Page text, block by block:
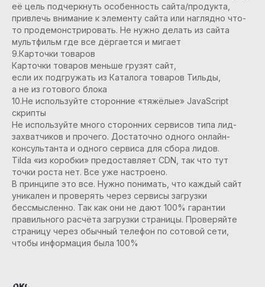
её цель подчеркнуть особенность сайта/продукта,
привлечь внимание к элементу сайта или наглядно что-
то продемонстрировать. Не нужно делать из сайта
мультфильм где все дёргается и мигает
9.Карточки товаров
Карточки товаров меньше грузят сайт,
если их подгружать из Каталога товаров Тильды,
а не из готового блока
10.Не используйте сторонние «тяжёлые» JavaScript
скрипты
Не используйте много сторонних сервисов типа лид-
захватчиков и прочего. Достаточно одного онлайн-
консультанта и одного сервиса для сбора лидов.
Tilda «из коробки» предоставляет CDN, так что тут
точки роста нет. Все уже настроено.
В принципе это все. Нужно понимать, что каждый сайт
уникален и проверять через сервисы загрузки
бессмысленно. Так как они не дают 100% гарантии
правильного расчёта загрузки страницы. Проверяйте
страницу через обычный телефон по сотовой сети,
чтобы информация была 100%